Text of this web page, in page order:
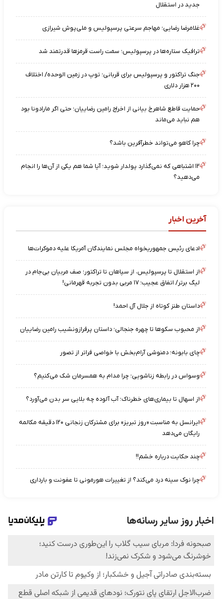
جدید در استقلال
غلامرضا رضایی؛ مهاجم سرعتی پرسپولیس و ملی‌پوش شیرازی
ترافیک ستاره‌ها در پرسپولیس؛ سمت راست قرمزها قدرتمند شد
جنگ تراکتور و پرسپولیس برای قربانی؛ توپ در زمین الوحده/ اختلاف
۲۰۰ هزار دلاری
حمایت قاطع شاهرخ بیانی از اخراج رامین رضاییان؛ حتی اگر مارادونا بود
هم نباید می‌ماند
چرا کاهو می‌تواند خطرآفرین باشد؟
۱۲ اشتباهی که نمی‌گذارد پولدار شوید؛ آیا شما هم یکی از آن‌ها را انجام
می‌دهید؟
آخرین اخبار
ادعای رئیس جمهوریخواه مجلس نمایندگان آمریکا علیه دموکرات‌ها
از استقلال تا پرسپولیس، از سپاهان تا تراکتور؛ صف مربیان بی‌جام در
لیگ برتر/ اتفاق عجیب؛ ۱۷ مربی بدون تجربه قهرمانی!
داستان طنز کوتاه از جلال آل احمد!
از محبوب سکوها تا چهره جنجالی؛ داستان پرفرازونشیب رامین رضاییان
چای بابونه؛ دمنوشی آرام‌بخش با خواصی فراتر از تصور
وسواس در رابطه زناشویی؛ چرا مدام به همسرمان شک می‌کنیم؟
از اسهال تا بیماری‌های خطرناک؛ آب آلوده چه بلایی سر بدن می‌آورد؟
ایرانسل به مناسبت «روز تبریز» برای مشترکان زنجانی ۱۲۰ دقیقه مکالمه
رایگان می‌دهد
چند حکایت درباره خشم!!
چرا نوک سینه درد می‌کند؟ از تغییرات هورمونی تا عفونت و بارداری